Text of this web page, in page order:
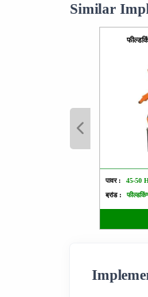
Similar
पावर : 45-50
ब्रांड :